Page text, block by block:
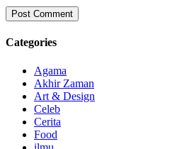
Categories
Agama
Akhir Zaman
Art & Design
Celeb
Cerita
Food